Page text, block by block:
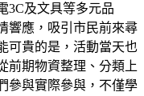
3C及文具等多元品
響應，吸引市民前來尋
可貴的是，活動當天也
前期物資整理、分類上
參與實際參與，不僅學